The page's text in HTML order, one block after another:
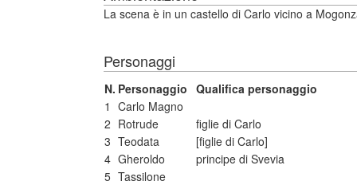
La scena è in un castello di Carlo vicino a
Personaggi
N. Personaggio Qualifica personaggio
1 Carlo Magno
2 Rotrude
figlie di Carlo
3 Teodata
[figlie di Carlo]
4 Gheroldo
principe di Svevia
5 Tassilone